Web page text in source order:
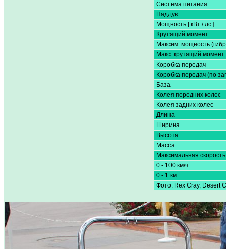
Система питания
Наддув
Мощность [ кВт / лс ]
Крутящий момент
Максим. мощность
Макс. крутящий момент
Коробка передач
Коробка передач (по
База
Колея передних колес
Колея задних колес
Длина
Ширина
Высота
Масса
Максимальная скорость
0 - 100 км/ч
0 - 1 км
Фото: Rex Cray, Desert